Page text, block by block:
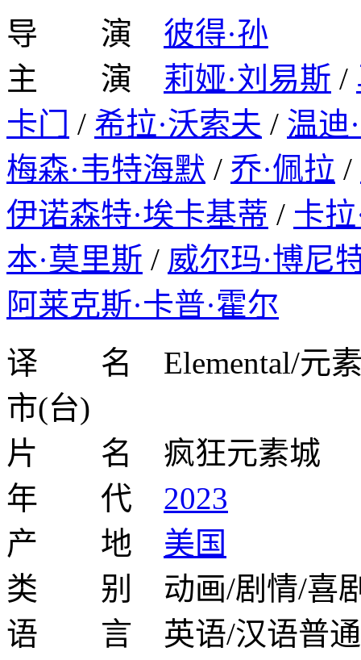
导 演 彼得·孙
主 演 莉娅·刘易斯 /
卡门 / 希拉·沃索夫 / 温迪
梅森·韦特海默 / 乔·佩拉 /
伊诺森特·埃卡基蒂 / 卡拉
本·莫里斯 / 威尔玛·博尼
阿莱克斯·卡普·霍尔
译 名 Elemental/元素
市(台)
片 名 疯狂元素城
年 代 2023
产 地 美国
类 别 动画/剧情/喜剧/
语 言 英语/汉语普通